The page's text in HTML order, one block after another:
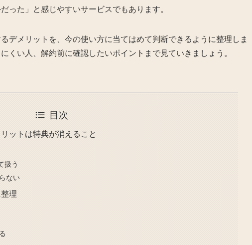
った」と感じやすいサービスでもあります。
デメリットを、今の使い方に当てはめて判断できるように整理しま
くい人、解約前に確認したいポイントまで見ていきましょう。
目次
ットは特典が消えること
扱う
ない
理